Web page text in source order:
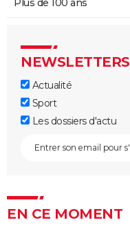
Plus de 100 ans
NEWSLETTERS
Actualité
Sport
Les dossiers d'actu
EN CE MOMENT